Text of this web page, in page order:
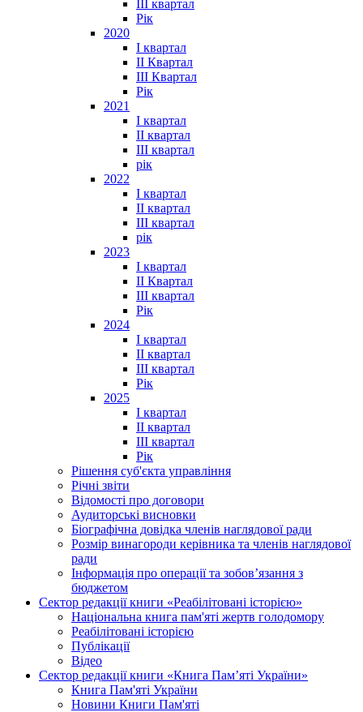
III квартал
Рік
2020
I квартал
II Квартал
III Квартал
Рік
2021
I квартал
II квартал
III квартал
рік
2022
I квартал
II квартал
ІІІ квартал
рік
2023
І квартал
ІІ Квартал
III квартал
Рік
2024
I квартал
II квартал
III квартал
Рік
2025
I квартал
II квартал
III квартал
Рік
Рішення суб'єкта управління
Річні звіти
Відомості про договори
Аудиторські висновки
Біографічна довідка членів наглядової ради
Розмір винагороди керівника та членів наглядової
ради
Інформація про операції та зобов’язання з
бюджетом
Сектор редакції книги «Реабілітовані історією»
Національна книга пам'яті жертв голодомору
Реабілітовані історією
Публікації
Відео
Сектор редакції книги «Книга Пам’яті України»
Книга Пам'яті України
Новини Книги Пам'яті